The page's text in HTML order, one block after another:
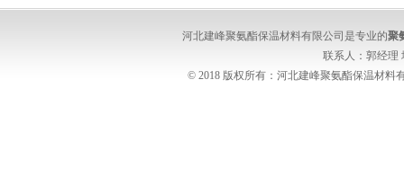
河北建峰聚氨酯保温材料有限公司是专业的聚
联系人：郭经理
© 2018 版权所有：河北建峰聚氨酯保温材